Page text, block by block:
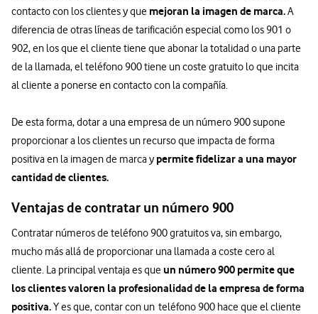
contacto con los clientes y que mejoran la imagen de marca.A
diferencia de otras líneas de tarificación especial como los 901 o
902, en los que el cliente tiene que abonar la totalidad o una parte
de la llamada, el teléfono 900 tiene un coste gratuito lo que incita
al cliente a ponerse en contacto con la compañía.
De esta forma, dotar a una empresa de un número 900 supone
proporcionar a los clientes un recurso que impacta de forma
positiva en la imagen de marca y permite fidelizar a una mayor
cantidad de clientes.
Ventajas de contratar un número 900
Contratar números de teléfono 900 gratuitos va, sin embargo,
mucho más allá de proporcionar una llamada a coste cero al
cliente. La principal ventaja es que un número 900 permite que
los clientes valoren la profesionalidad de la empresa de forma
positiva.Y es que, contar con un teléfono 900 hace que el cliente